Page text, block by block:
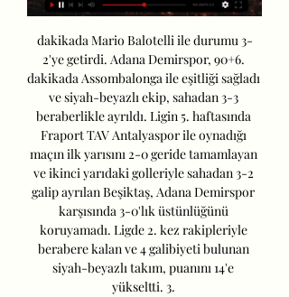
dakikada Mario Balotelli ile durumu 3-
2'ye getirdi. Adana Demirspor, 90+6.
dakikada Assombalonga ile eşitliği sağladı
ve siyah-beyazlı ekip, sahadan 3-3
beraberlikle ayrıldı. Ligin 5. haftasında
Fraport TAV Antalyaspor ile oynadığı
maçın ilk yarısını 2-0 geride tamamlayan
ve ikinci yarıdaki golleriyle sahadan 3-2
galip ayrılan Beşiktaş, Adana Demirspor
karşısında 3-0'lık üstünlüğünü
koruyamadı. Ligde 2. kez rakipleriyle
berabere kalan ve 4 galibiyeti bulunan
siyah-beyazlı takım, puanını 14'e
yükseltti. 3.